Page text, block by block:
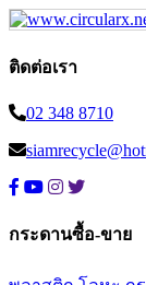
ติดต่อเรา
02 348 8710
กระดานซื้อ-ขาย